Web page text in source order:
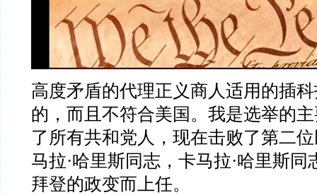
高度矛盾的代理正义商人适用的插
的，而且不符合美国。我是选举的
了所有共和党人，现在击败了第二
马拉·哈里斯同志，卡马拉·哈里斯同
拜登的政变而上任。